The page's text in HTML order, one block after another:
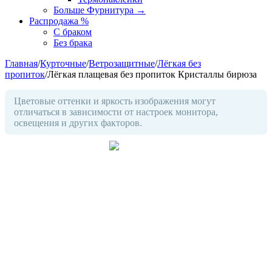
Больше Фурнитура →
Распродажа %
С браком
Без брака
Главная/Курточные/Ветрозащитные/Лёгкая без
пропиток/Лёгкая плащевая без пропиток Кристаллы бирюза
Цветовые оттенки и яркость изображения могут
отличаться в зависимости от настроек монитора,
освещения и других факторов.